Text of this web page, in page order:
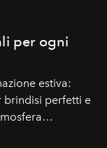
per ogni
estiva:
brindisi perfetti e